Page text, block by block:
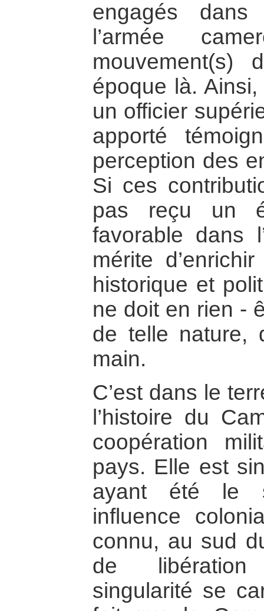
engagés
l’armée
mouvement(s)
époque là.
un officier
apporté
perception des
Si ces
pas reçu un
favorable dans
mérite
historique et
ne doit en rien -
de telle nature,
main.
C’est dans le
l’histoire du
coopération
pays. Elle est
ayant été le
influence
connu, au sud
de
singularité se